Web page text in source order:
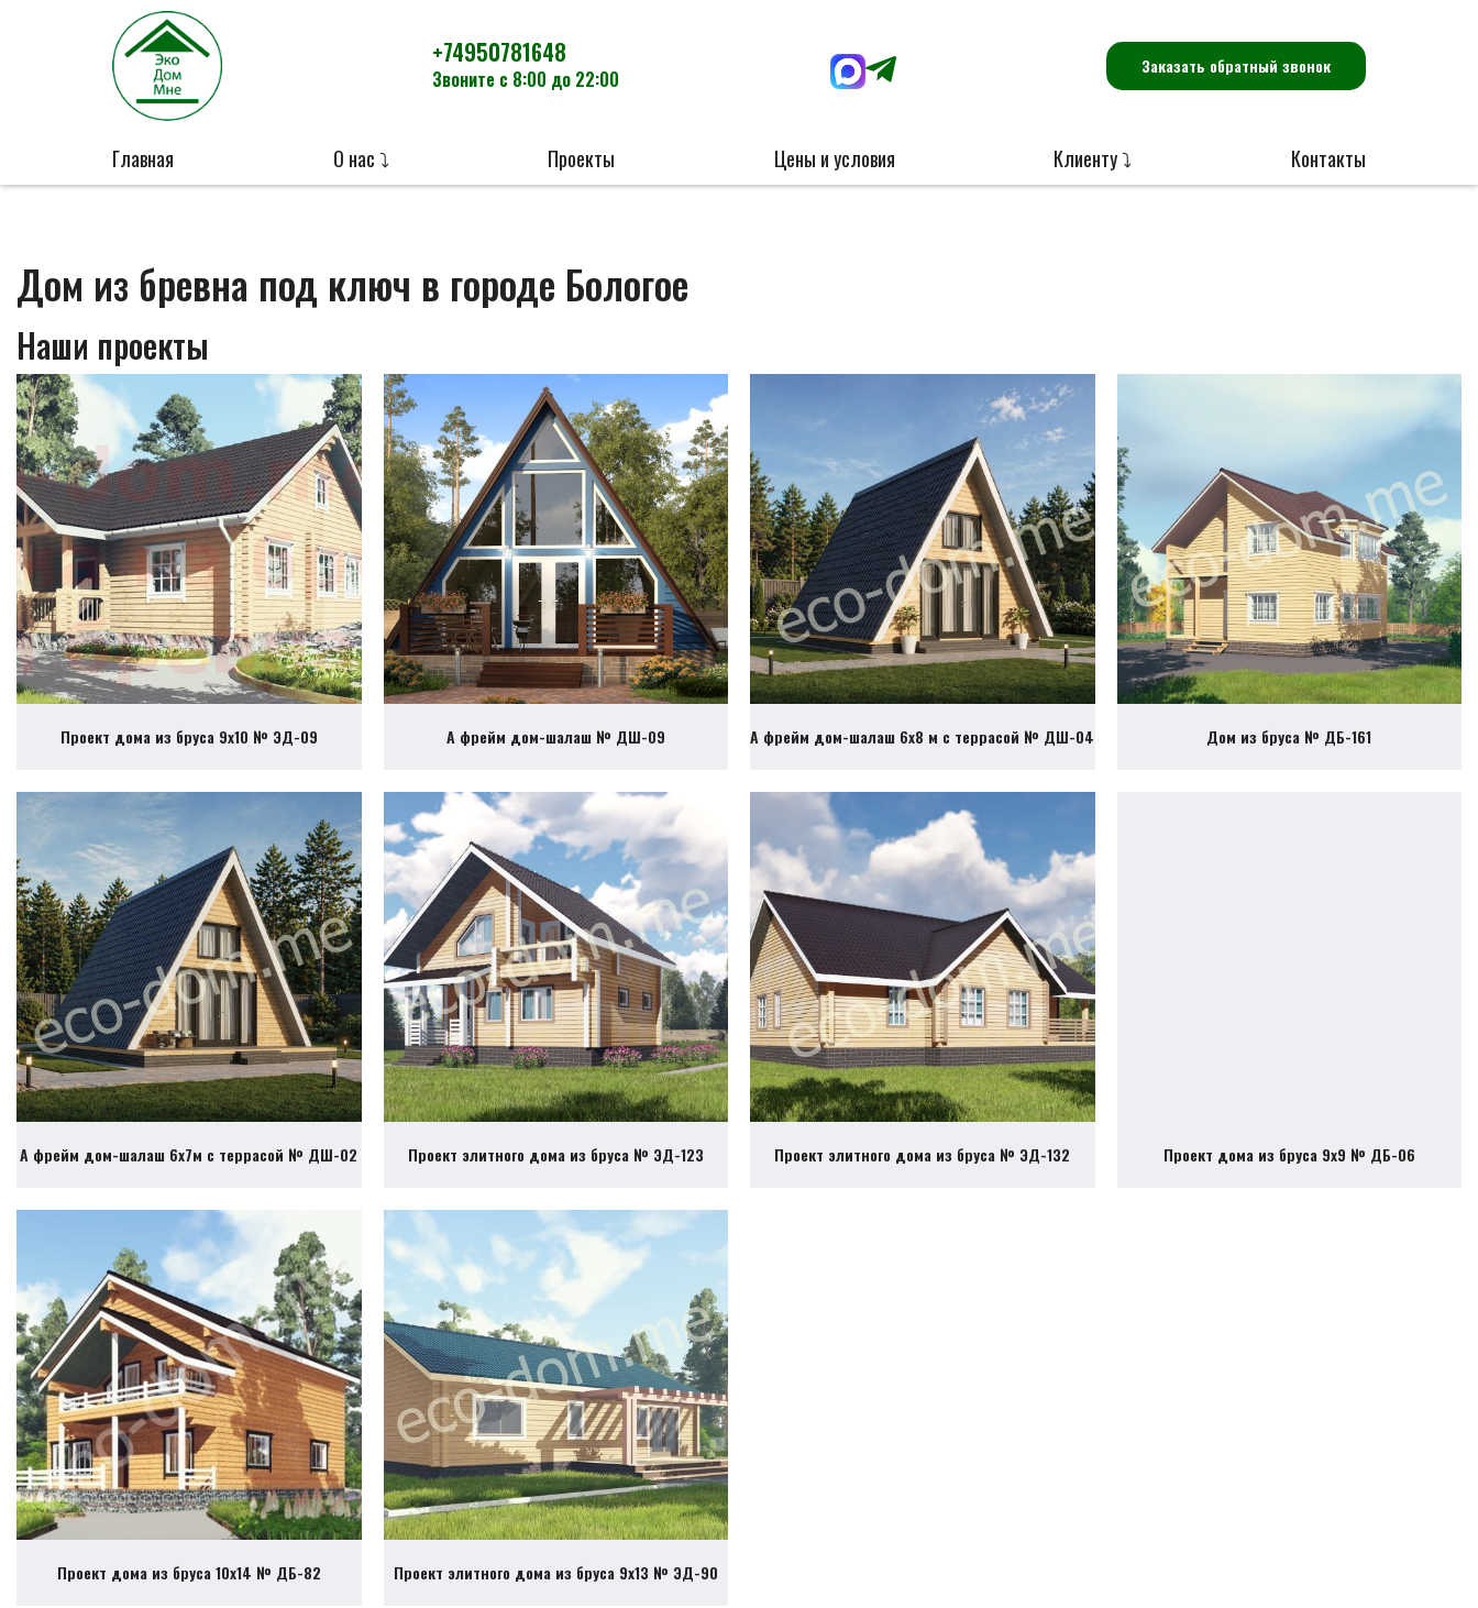
+74950781648
Звоните с 8:00 до 22:00
Заказать обратный звонок
Главная О нас ⤵ Проекты Цены и условия Клиенту ⤵ Контакты
Дом из бревна под ключ в городе Бологое
Наши проекты
Проект дома из бруса 9х10 № ЭД-09 А фрейм дом-шалаш № ДШ-09 А фрейм дом-шалаш 6х8 м с террасой № ДШ-04 Дом из бруса № ДБ-161
А фрейм дом-шалаш 6х7м с террасой № ДШ-02 Проект элитного дома из бруса № ЭД-123 Проект элитного дома из бруса № ЭД-132 Проект дома из бруса 9х9 № ДБ-06
Проект дома из бруса 10х14 № ДБ-82
Проект элитного дома из бруса 9х13 № ЭД-90